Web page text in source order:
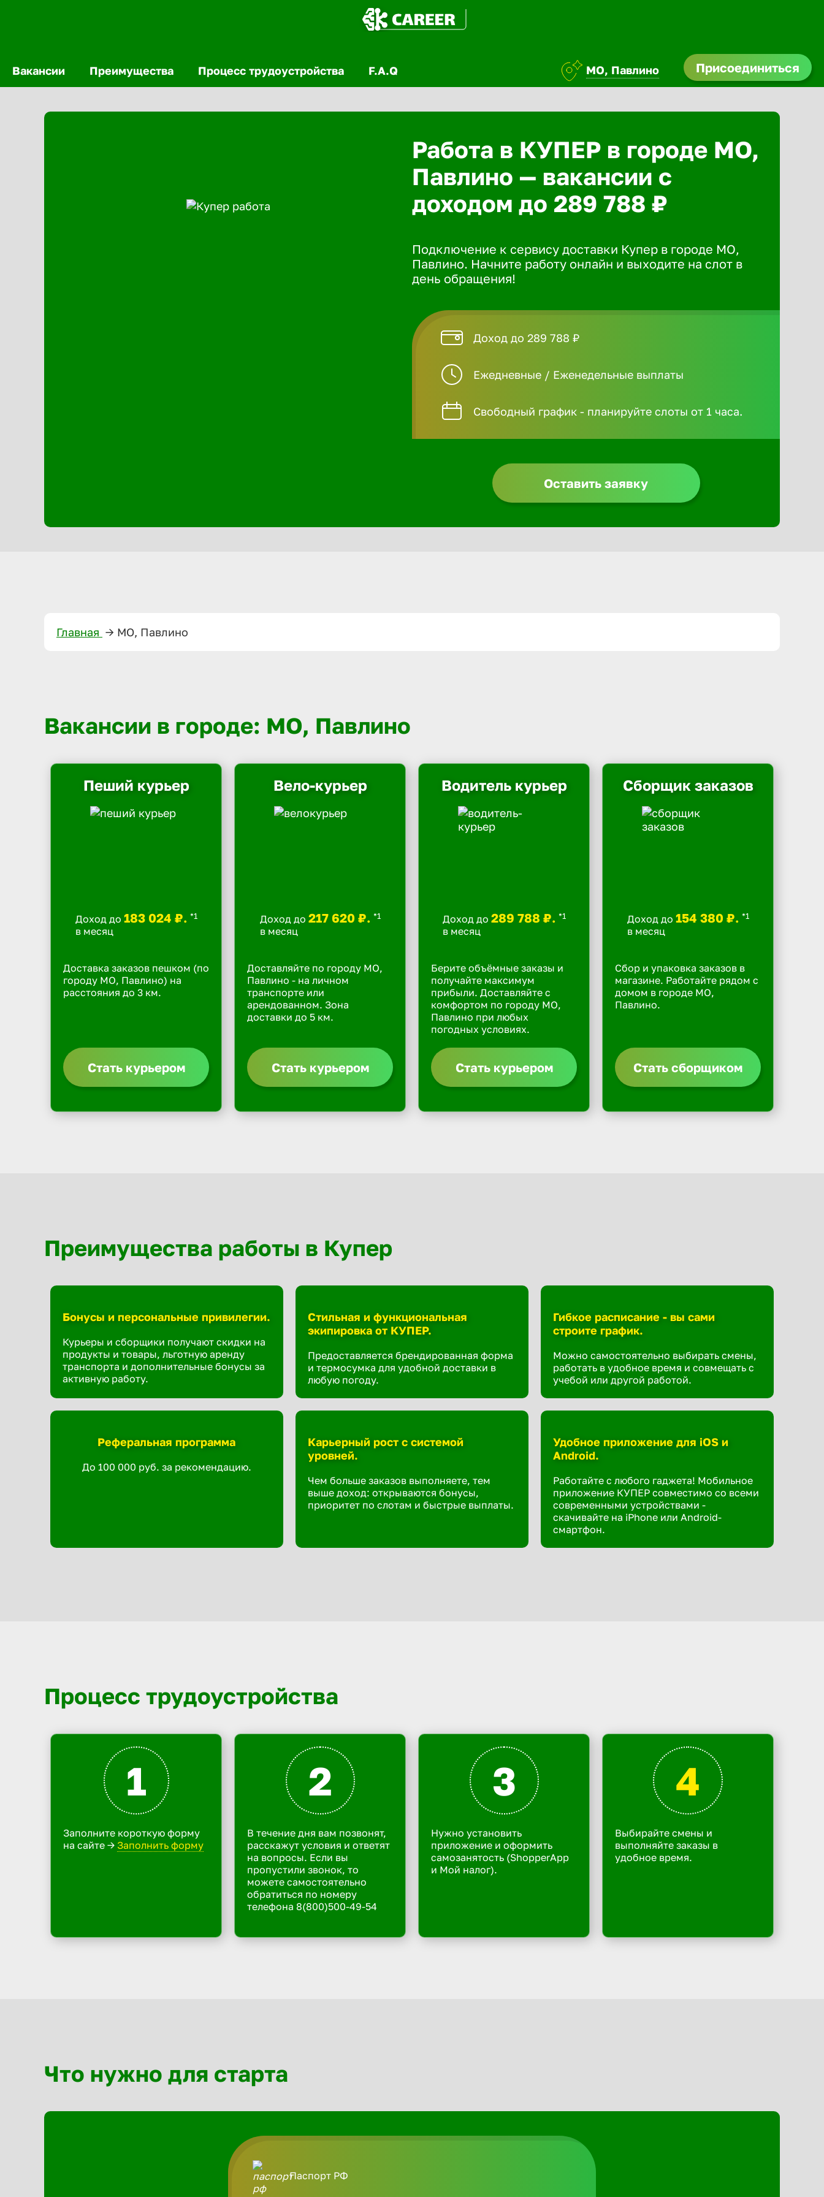
Вакансии Преимущества Процесс трудоустройства F.A.Q МО, Павлино Присоединиться
Работа в КУПЕР в городе МО,
Павлино — вакансии с
доходом до 289 788 ₽
Подключение к сервису доставки Купер в городе МО,
Павлино. Начните работу онлайн и выходите на слот в
день обращения!
Доход до 289 788 ₽
Ежедневные / Еженедельные выплаты
Свободный график - планируйте слоты от 1 часа.
Оставить заявку
Главная —> МО, Павлино
Вакансии в городе: МО, Павлино
Пеший курьер
Доход до 183 024 ₽. *1
в месяц
Доставка заказов пешком (по
городу МО, Павлино) на
расстояния до 3 км.
Стать курьером
Вело-курьер
Доход до 217 620 ₽. *1
в месяц
Доставляйте по городу МО,
Павлино - на личном
транспорте или
арендованном. Зона
доставки до 5 км.
Стать курьером
Водитель курьер
Доход до 289 788 ₽. *1
в месяц
Берите объёмные заказы и
получайте максимум
прибыли. Доставляйте с
комфортом по городу МО,
Павлино при любых
погодных условиях.
Стать курьером
Сборщик заказов
Доход до 154 380 ₽. *1
в месяц
Сбор и упаковка заказов в
магазине. Работайте рядом с
домом в городе МО,
Павлино.
Стать сборщиком
Преимущества работы в Купер
Бонусы и персональные привилегии.
Курьеры и сборщики получают скидки на
продукты и товары, льготную аренду
транспорта и дополнительные бонусы за
активную работу.
Стильная и функциональная
экипировка от КУПЕР.
Предоставляется брендированная форма
и термосумка для удобной доставки в
любую погоду.
Гибкое расписание - вы сами
строите график.
Можно самостоятельно выбирать смены,
работать в удобное время и совмещать с
учебой или другой работой.
Реферальная программа
До 100 000 руб. за рекомендацию.
Карьерный рост с системой
уровней.
Чем больше заказов выполняете, тем
выше доход: открываются бонусы,
приоритет по слотам и быстрые выплаты.
Удобное приложение для iOS и
Android.
Работайте с любого гаджета! Мобильное
приложение КУПЕР совместимо со всеми
современными устройствами -
скачивайте на iPhone или Android-
смартфон.
Процесс трудоустройства
1
Заполните короткую форму
на сайте -> Заполнить форму
2
В течение дня вам позвонят,
расскажут условия и ответят
на вопросы. Если вы
пропустили звонок, то
можете самостоятельно
обратиться по номеру
телефона 8(800)500-49-54
3
Нужно установить
приложение и оформить
самозанятость (ShopperApp
и Мой налог).
4
Выбирайте смены и
выполняйте заказы в
удобное время.
Что нужно для старта
Паспорт РФ